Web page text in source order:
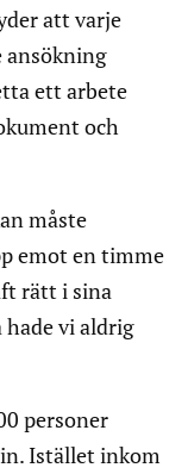
att varje
ansökning
ett arbete
och
måste
emot en timme
rätt i sina
hade vi aldrig
personer
Istället inkom